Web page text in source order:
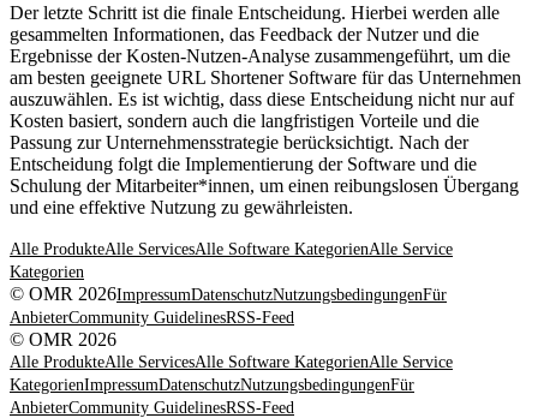
Der letzte Schritt ist die finale Entscheidung. Hierbei werden alle
gesammelten Informationen, das Feedback der Nutzer und die
Ergebnisse der Kosten-Nutzen-Analyse zusammengeführt, um die
am besten geeignete URL Shortener Software für das Unternehmen
auszuwählen. Es ist wichtig, dass diese Entscheidung nicht nur auf
Kosten basiert, sondern auch die langfristigen Vorteile und die
Passung zur Unternehmensstrategie berücksichtigt. Nach der
Entscheidung folgt die Implementierung der Software und die
Schulung der Mitarbeiter*innen, um einen reibungslosen Übergang
und eine effektive Nutzung zu gewährleisten.
Alle ProdukteAlle ServicesAlle Software KategorienAlle Service
Kategorien
© OMR 2026ImpressumDatenschutzNutzungsbedingungenFür
AnbieterCommunity GuidelinesRSS-Feed
© OMR 2026
Alle ProdukteAlle ServicesAlle Software KategorienAlle Service
KategorienImpressumDatenschutzNutzungsbedingungenFür
AnbieterCommunity GuidelinesRSS-Feed